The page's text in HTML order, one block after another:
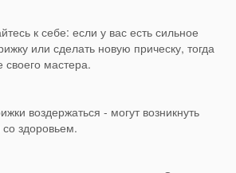
к себе: если у вас есть сильное
или сделать новую прическу, тогда
своего мастера.
воздержаться - могут возникнуть
здоровьем.